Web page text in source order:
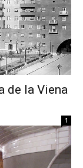
de la Viena
1